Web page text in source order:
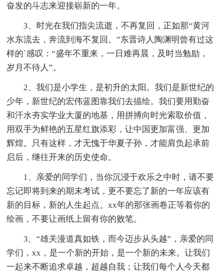
奋发的斗志来迎接崭新的一年。
3、时光在我们指尖流逝，不再复回，正如那“黄河
水东流去，奔流到海不复回。”东晋诗人陶渊明曾有过这
样的`感叹：“盛年不重来，一日难再晨，及时当勉励，
岁月不待人”。
2、我们是小学生，是初升的太阳。我们是新世纪的
少年，新世纪的宏伟蓝图靠我们去描绘。我们要用勤奋
和汗水夯实学业大厦的地基，用拼搏向时光索取价值，
用双手为鲜艳的五星红旗添彩，让中国更加富强、更加
辉煌。只有这样，才无愧于华夏子孙，才能肩负起承前
启后，继往开来的历史使命。
1、亲爱的同学们，当你沉浸于欢乐之中时，请不要
忘记即将到来的期末考试，更不要忘了新的一年应该有
新的目标，新的人生起点。xx年的那张画卷正等着你的
绘画，不要让画纸上留有你的败笔。
3、“雄关漫道真如铁，而今迈步从头越”，亲爱的同
学们，xx，是一个新的开始，是一个新的未来。让我们
一起来不断追求卓越，超越自我；让我们每个人今天都